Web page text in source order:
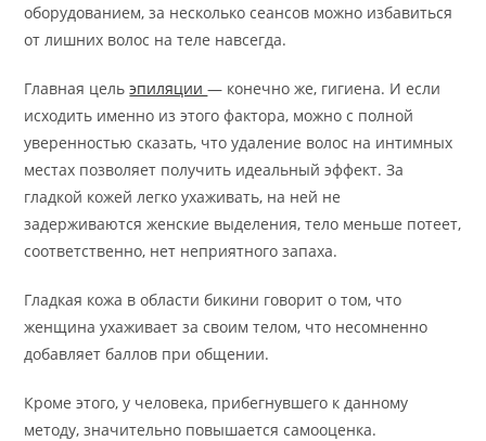
оборудованием, за несколько сеансов можно избавиться
от лишних волос на теле навсегда.
Главная цельэпиляции— конечно же, гигиена. И если
исходить именно из этого фактора, можно с полной
уверенностью сказать, что удаление волос на интимных
местах позволяет получить идеальный эффект. За
гладкой кожей легко ухаживать, на ней не
задерживаются женские выделения, тело меньше потеет,
соответственно, нет неприятного запаха.
Гладкая кожа в области бикини говорит о том, что
женщина ухаживает за своим телом, что несомненно
добавляет баллов при общении.
Кроме этого, у человека, прибегнувшего к данному
методу, значительно повышается самооценка.